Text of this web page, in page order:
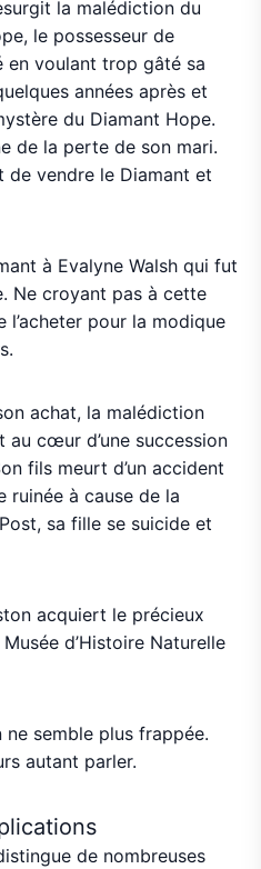
la malédiction du
le possesseur de
en voulant trop gâté sa
années après et
du Diamant Hope.
de la perte de son mari.
de vendre le Diamant et
à Evalyne Walsh qui fut
Ne croyant pas à cette
pour la modique
achat, la malédiction
au cœur d’une succession
fils meurt d’un accident
ruinée à cause de la
sa fille se suicide et
acquiert le précieux
d’Histoire Naturelle
ne semble plus frappée.
autant parler.
de nombreuses